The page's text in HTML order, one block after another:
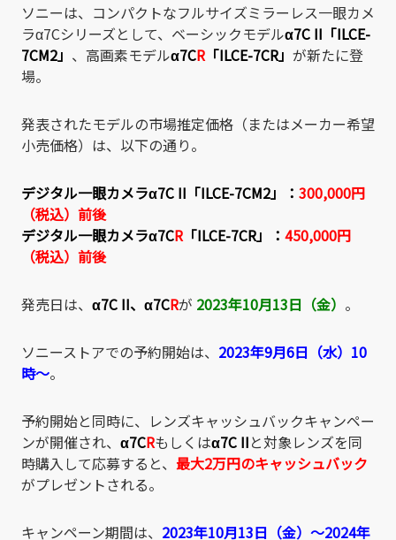
ソニーは、コンパクトなフルサイズミラーレス一眼カメ
ラα7Cシリーズとして、ベーシックモデルα7C II「ILCE-
7CM2」 、高画素モデルα7CR 「ILCE-7CR」 が新たに登
場。
発表されたモデルの市場推定価格（またはメーカー希望
小売価格）は、以下の通り。
デジタル一眼カメラα7C II「ILCE-7CM2」 ： 300,000円
（税込）前後
デジタル一眼カメラα7CR 「ILCE-7CR」 ： 450,000円
（税込）前後
発売日は、 α7C II、 α7CRが 2023年10月13日（金） 。
ソニーストアでの予約開始は、 2023年9月6日（水）10
時～。
予約開始と同時に、レンズキャッシュバックキャンペー
ンが開催され、 α7CRもしくはα7C IIと対象レンズを同
時購入して応募すると、 最大2万円のキャッシュバック
がプレゼントされる。
キャンペーン期間は、 2023年10月13日（金）～2024年